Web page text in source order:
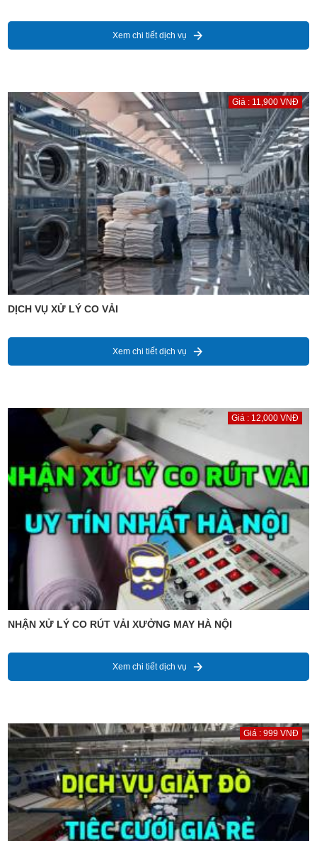
Xem chi tiết dịch vụ
Giá : 11,900 VNĐ
DỊCH VỤ XỬ LÝ CO VẢI
Xem chi tiết dịch vụ
Giá : 12,000 VNĐ
NHẬN XỬ LÝ CO RÚT VẢI XƯỞNG MAY HÀ NỘI
Xem chi tiết dịch vụ
Giá : 999 VNĐ